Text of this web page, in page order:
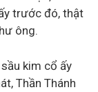
trước đó, thật
ông.
kim cổ ấy
Thần Thánh